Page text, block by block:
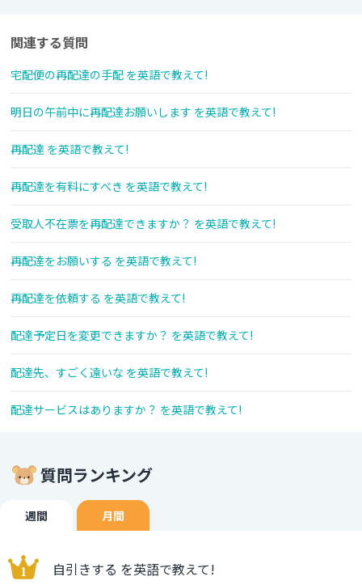
関連する質問
宅配便の再配達の手配 を英語で教えて!
明日の午前中に再配達お願いします を英語で教えて!
再配達 を英語で教えて!
再配達を有料にすべき を英語で教えて!
受取人不在票を再配達できますか？ を英語で教えて!
再配達をお願いする を英語で教えて!
再配達を依頼する を英語で教えて!
配達予定日を変更できますか？ を英語で教えて!
配達先、すごく遠いな を英語で教えて!
配達サービスはありますか？ を英語で教えて!
質問ランキング
週間 月間
自引きする を英語で教えて!